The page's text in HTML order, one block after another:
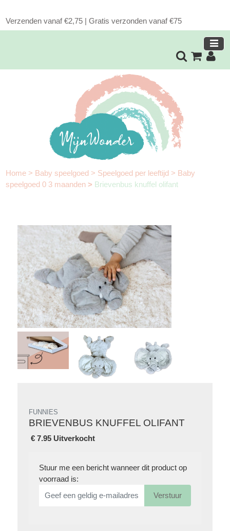
Verzenden vanaf €2,75 | Gratis verzonden vanaf €75
Home > Baby speelgoed > Speelgoed per leeftijd > Baby
speelgoed 0 3 maanden> Brievenbus knuffel olifant
FUNNIES
BRIEVENBUS KNUFFEL OLIFANT
€7.95 Uitverkocht
Stuur me een bericht wanneer dit product op
voorraad is:
Verstuur